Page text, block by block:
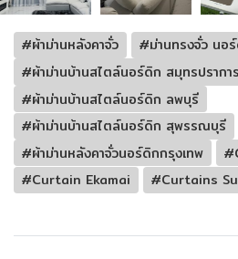
#ผ้าม่านหลังคาจั่ว
#ม่านทรงจั่ว นอ
#ผ้าม่านบ้านสไตล์นอร์ดิก สมุทรปราการ
#ผ้าม่านบ้านสไตล์นอร์ดิก ลพบุรี
#ผ้าม่านบ้านสไตล์นอร์ดิก สุพรรณบุรี
#ผ้าม่านหลังคาจั่วนอร์ดิกกรุงเทพ
#Curtain Ekamai
#Curtains